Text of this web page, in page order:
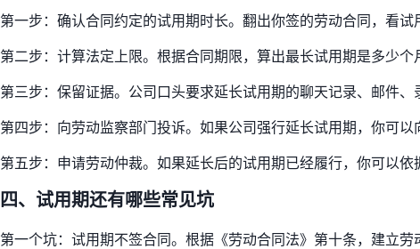
第一步：确认合同约定的试用期时长。翻出你签的劳动合同，看
第二步：计算法定上限。根据合同期限，算出最长试用期是多少
第三步：保留证据。公司口头要求延长试用期的聊天记录、邮件
第四步：向劳动监察部门投诉。如果公司强行延长试用期，你可
第五步：申请劳动仲裁。如果延长后的试用期已经履行，你可以
四、试用期还有哪些常见坑
第一个坑：试用期不签合同。根据《劳动合同法》第十条，建立